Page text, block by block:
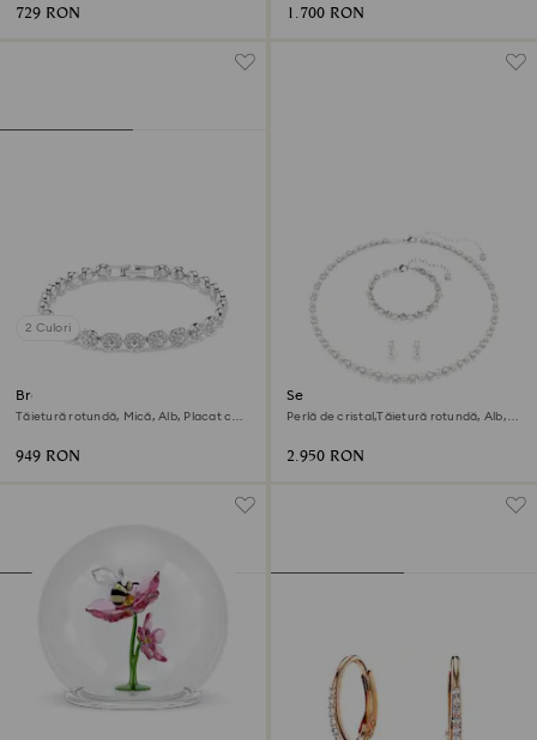
729 RON 1.700 RON
2 Culori
Brățară Una Angelic
Tăietură rotundă, Mică, Alb, Placat cu
949 RON
Set Matrix
Perlă de cristal,Tăietură rotundă, Alb,
2.950 RON